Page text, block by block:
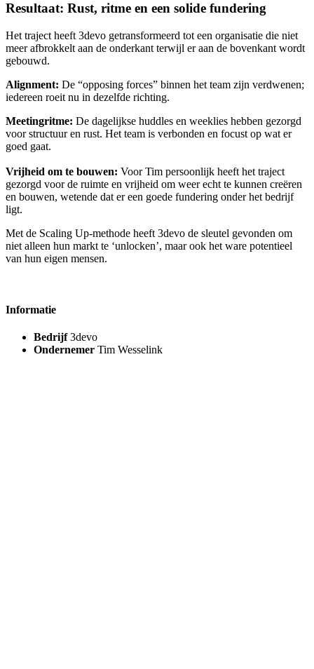
Resultaat: Rust, ritme en een solide fundering
Het traject heeft 3devo getransformeerd tot een organisatie die niet
meer afbrokkelt aan de onderkant terwijl er aan de bovenkant wordt
gebouwd.
Alignment: De “opposing forces” binnen het team zijn verdwenen;
iedereen roeit nu in dezelfde richting.
Meetingritme: De dagelijkse huddles en weeklies hebben gezorgd
voor structuur en rust. Het team is verbonden en focust op wat er
goed gaat.
Vrijheid om te bouwen: Voor Tim persoonlijk heeft het traject
gezorgd voor de ruimte en vrijheid om weer echt te kunnen creëren
en bouwen, wetende dat er een goede fundering onder het bedrijf
ligt.
Met de Scaling Up-methode heeft 3devo de sleutel gevonden om
niet alleen hun markt te ‘unlocken’, maar ook het ware potentieel
van hun eigen mensen.
Informatie
Bedrijf 3devo
Ondernemer Tim Wesselink